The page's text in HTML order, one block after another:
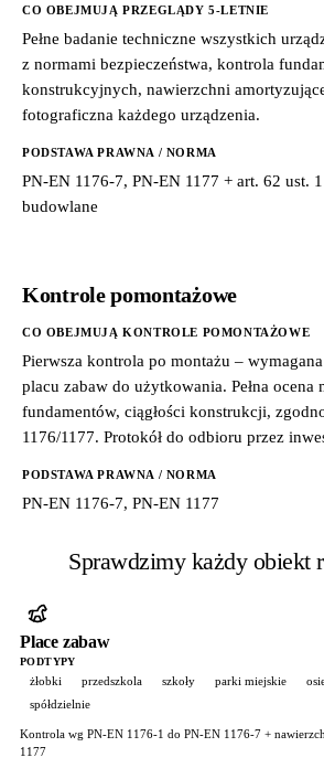
CO OBEJMUJĄ PRZEGLĄDY 5-LETNIE
Pełne badanie techniczne wszystkich
z normami bezpieczeństwa, kontrola
konstrukcyjnych, nawierzchni
fotograficzna każdego urządzenia.
PODSTAWA PRAWNA / NORMA
PN-EN 1176-7, PN-EN 1177 + art. 62 ust.
budowlane
Kontrole pomontażowe
CO OBEJMUJĄ KONTROLE POMONTAŻOWE
Pierwsza kontrola po montażu –
placu zabaw do użytkowania. Pełna ocena
fundamentów, ciągłości konstrukcji,
1176/1177. Protokół do odbioru przez
PODSTAWA PRAWNA / NORMA
PN-EN 1176-7, PN-EN 1177
Sprawdzimy każdy obiekt
Place zabaw
PODTYPY
żłobki przedszkola szkoły parki miejskie
spółdzielnie
Kontrola wg PN-EN 1176-1 do PN-EN 1176-7 +
1177